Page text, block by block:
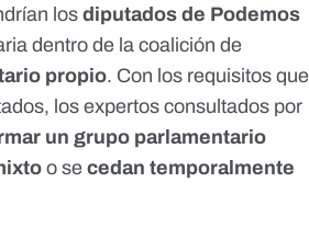
losdiputados de Podemos
dentro de lacoalición de
propio. Con los requisitos que
, los expertos consultados por
un grupo parlamentario
o secedan temporalmente